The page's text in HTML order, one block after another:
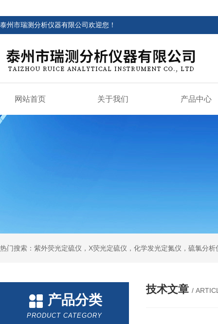
泰州市瑞测分析仪器有限公司欢迎您！
网站首页 关于我们 产品中心
产品分类
PRODUCT CATEGORY
技术文章 /